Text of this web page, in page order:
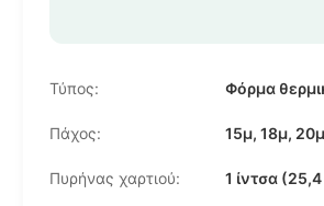
Τύπος: Φόρμα
Πάχος: 15μ, 18μ,
Πυρήνας χαρτιού: 1 ίντσα